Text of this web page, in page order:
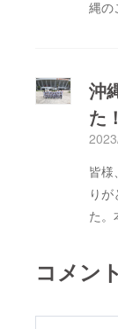
縄の
す！
沖
た！
皆様
り
た。
さ
でこ
コメント